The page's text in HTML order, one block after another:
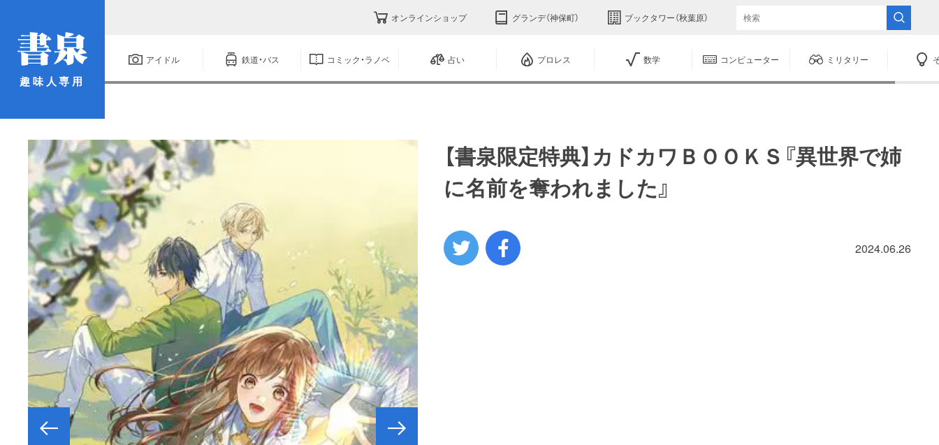
趣味人専用
オンラインショップ グランデ（神保町） ブックタワー（秋葉原）
アイドル 鉄道・バス コミック・ラノベ 占い プロレス 数学 コンピューター ミリタリー
【書泉限定特典】カドカワＢＯＯＫＳ『異世界で姉
に名前を奪われました』
2024.06.26